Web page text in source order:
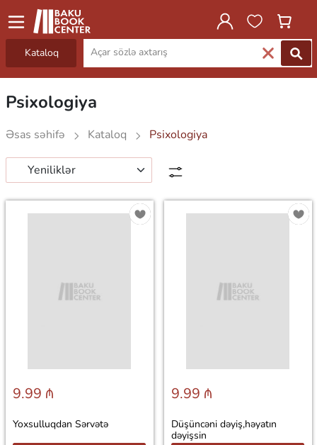
Kataloq
Psixologiya
Əsas səhifə Kataloq Psixologiya
9.99 ₼
Yoxsulluqdan Sərvətə
9.99 ₼
Düşüncəni dəyiş,həyatın
dəyişsin